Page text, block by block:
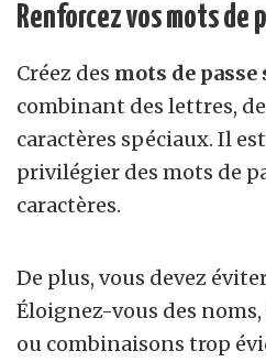
Renforcez vos mots de
Créez des mots de passe
combinant des lettres,
caractères spéciaux. Il
privilégier des mots de
caractères.
De plus, vous devez
Éloignez-vous des noms,
ou combinaisons trop